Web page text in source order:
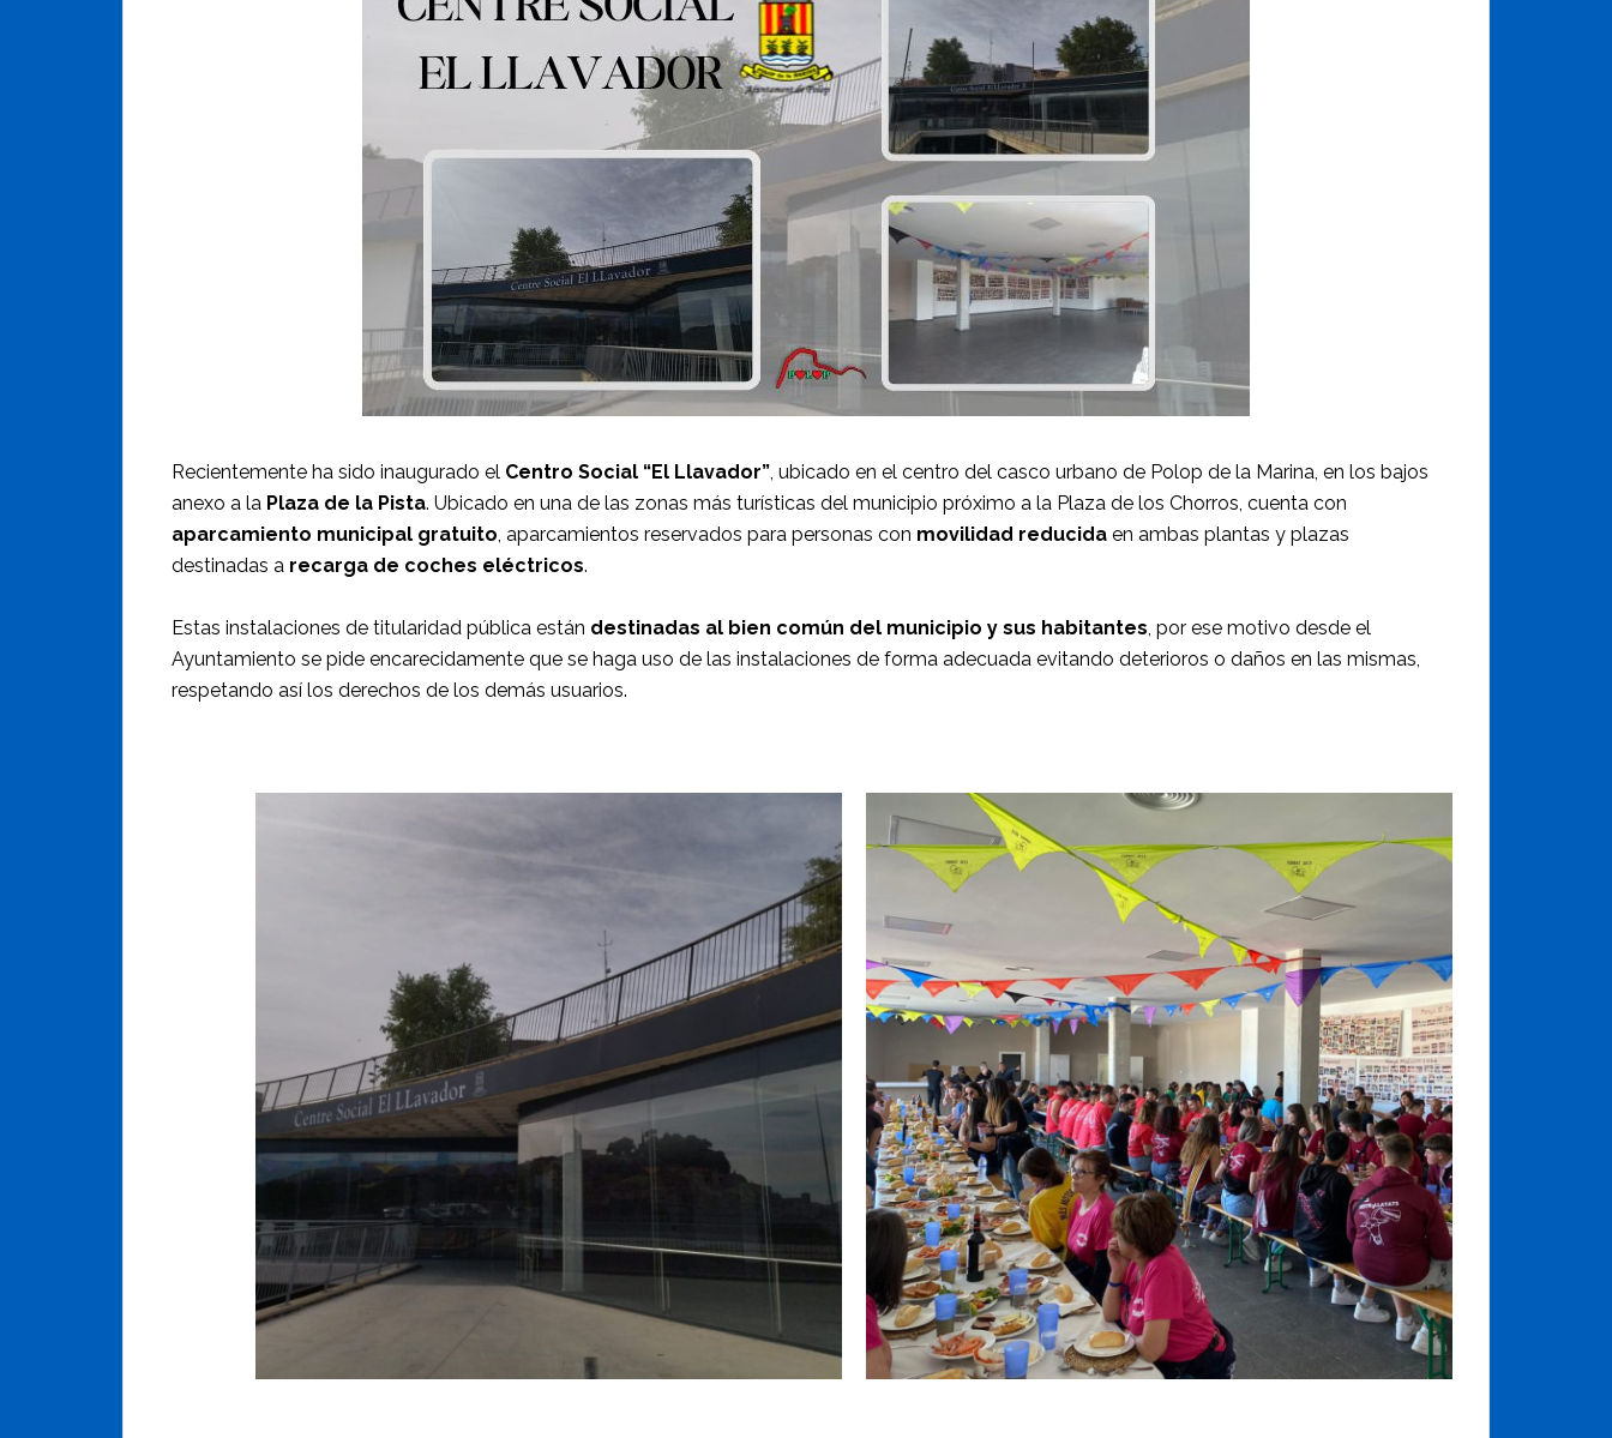
Recientemente ha sido inaugurado el Centro Social “El Llavador”, ubicado en el centro del casco urbano de Polop de la Marina, en los bajos
anexo a la Plaza de la Pista. Ubicado en una de las zonas más turísticas del municipio próximo a la Plaza de los Chorros, cuenta con
aparcamiento municipal gratuito, aparcamientos reservados para personas con movilidad reducida en ambas plantas y plazas
destinadas a recarga de coches eléctricos.
Estas instalaciones de titularidad pública están destinadas al bien común del municipio y sus habitantes, por ese motivo desde el
Ayuntamiento se pide encarecidamente que se haga uso de las instalaciones de forma adecuada evitando deterioros o daños en las mismas,
respetando así los derechos de los demás usuarios.